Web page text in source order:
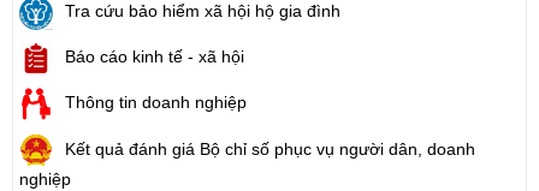
Tra cứu bảo hiểm xã hội hộ gia đình
Báo cáo kinh tế - xã hội
Thông tin doanh nghiệp
Kết quả đánh giá Bộ chỉ số phục vụ người dân, doanh
nghiệp